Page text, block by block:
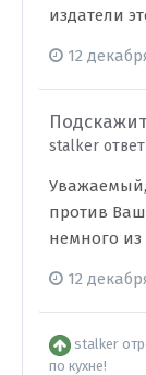
издатели
12
stalker
против
немного из
12
stalker
по кухне!